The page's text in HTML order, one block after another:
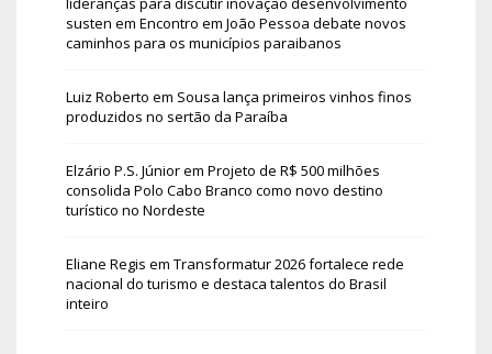
susten em Encontro em João Pessoa debate novos
caminhos para os municípios paraibanos
Luiz Roberto em Sousa lança primeiros vinhos finos
produzidos no sertão da Paraíba
Elzário P.S. Júniorem Projeto de R$ 500 milhões
consolida Polo Cabo Branco como novo destino
turístico no Nordeste
Eliane Regis em Transformatur 2026 fortalece rede
nacional do turismo e destaca talentos do Brasil
inteiro